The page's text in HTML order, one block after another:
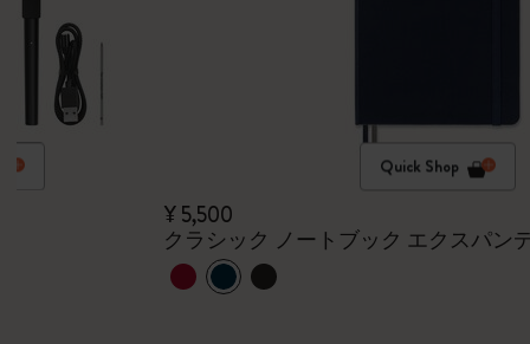
Quick Shop
¥ 5,500
クラシック ノートブック エクスパン